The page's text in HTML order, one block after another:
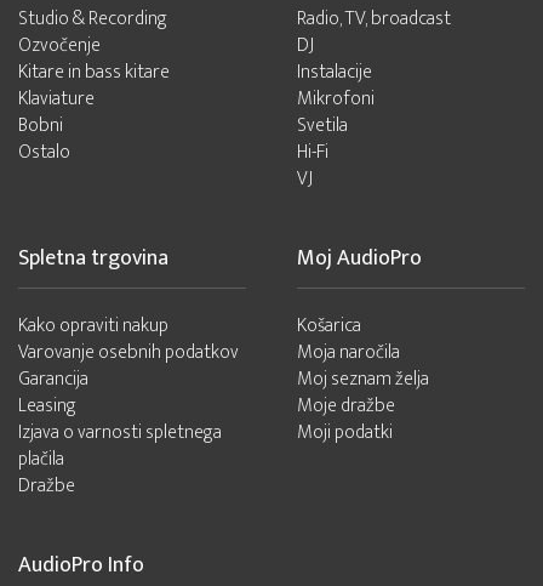
Studio & Recording
Ozvočenje
Kitare in bass kitare
Klaviature
Bobni
Ostalo
Radio, TV, broadcast
DJ
Instalacije
Mikrofoni
Svetila
Hi-Fi
VJ
Spletna trgovina
Kako opraviti nakup
Varovanje osebnih podatkov
Garancija
Leasing
Izjava o varnosti spletnega
plačila
Dražbe
Moj AudioPro
Košarica
Moja naročila
Moj seznam želja
Moje dražbe
Moji podatki
AudioPro Info